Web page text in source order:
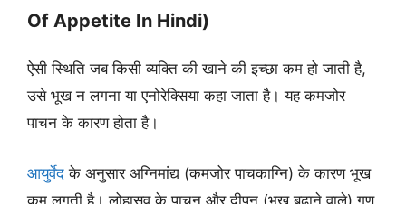
Of Appetite In Hindi)
ऐसी स्थिति जब किसी व्यक्ति की खाने की इच्छा कम हो जाती है,
उसे भूख न लगना या एनोरेक्सिया कहा जाता है। यह कमजोर
पाचन के कारण होता है।
आयुर्वेदके अनुसार अग्निमांद्य (कमजोर पाचकाग्नि) के कारण भूख
कम लगती है। लोहासव के पाचन और दीपन (भूख बढ़ाने वाले) गुण